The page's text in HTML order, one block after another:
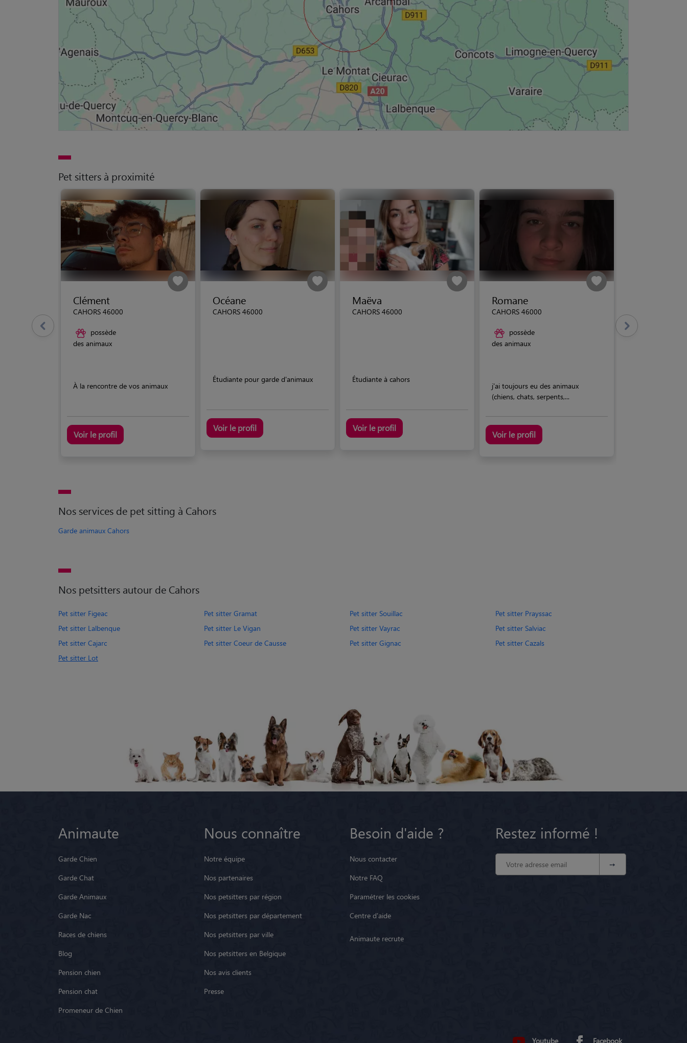
Pet sitters à proximité
Clément
CAHORS 46000
possède
des animaux
À la rencontre de vos animaux
Voir le profil
Océane
CAHORS 46000
Étudiante pour garde d'animaux
Voir le profil
Maëva
CAHORS 46000
Étudiante à cahors
Voir le profil
Romane
CAHORS 46000
possède
des animaux
j'ai toujours eu des animaux
(chiens, chats, serpents,...
Voir le profil
Nos services de pet sitting à Cahors
Garde animaux Cahors
Nos petsitters autour de Cahors
Pet sitter Figeac Pet sitter Gramat Pet sitter Souillac
Pet sitter Prayssac
Pet sitter Lalbenque
Pet sitter Le Vigan Pet sitter Vayrac
Pet sitter Salviac
Pet sitter Cajarc
Pet sitter Coeur de Causse Pet sitter Gignac
Pet sitter Cazals
Pet sitter Lot
Animaute
Garde Chien
Garde Chat
Garde Animaux
Garde Nac
Races de chiens
Blog
Pension chien
Pension chat
Promeneur de Chien
Nous connaître
Notre équipe
Nos partenaires
Nos petsitters par région
Nos petsitters par département
Nos petsitters par ville
Nos petsitters en Belgique
Nos avis clients
Presse
Besoin d'aide ?
Nous contacter
Notre FAQ
Paramétrer les cookies
Centre d'aide
Animaute recrute
Restez informé !
Youtube Facebook